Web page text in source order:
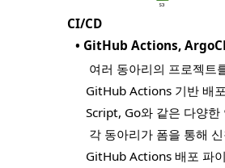
CI/CD
• GitHub Actions,
여러 동아리의 프로젝트
GitHub Actions 기반 배
Script, Go와 같은 다양
각 동아리가 폼을 통해
GitHub Actions 배포 파